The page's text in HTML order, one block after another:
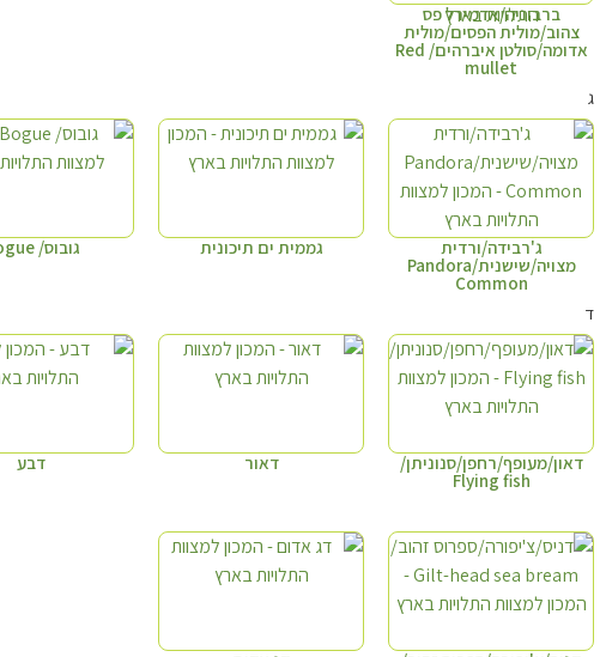
ברבוניה/אדמירל פס
צהוב/מולית הפסים/מולית
אדומה/סולטן איברהים/ Red
mullet
ג
ג'רבידה/ורדית
מצויה/שישנית/Pandora
Common
גממית ים תיכונית גובוס/ Bogue
ד
דאון/מעופף/רחפן/סנוניתן/
Flying fish
דאור דבע